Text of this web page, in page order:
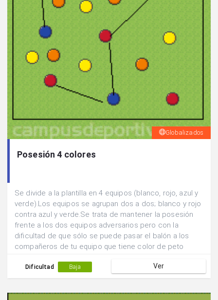
Globalizados
Posesión 4 colores
Se divide a la plantilla en 4 equipos (blanco, rojo, azul y
verde).Los equipos se agrupan dos a dos; blanco y rojo
contra azul y verde.Se trata de mantener la posesión
frente a los dos equipos adversarios pero con la
dificultad de que sólo se puede pasar el balón a los
compañeros de tu equipo que tiene color de peto
rojo, sino que tiene que pasar el balón a un blanco..
Dificultad Baja Ver